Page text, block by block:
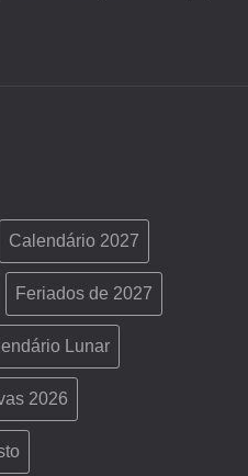
Calendário 2027
Feriados de 2027
Lunar
2026